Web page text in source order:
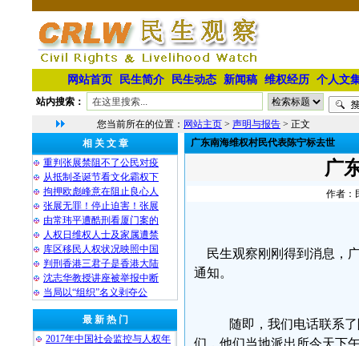
网站首页 民生简介 民生动态 新闻稿 维权经历 个人文
站内搜索：
您当前所在的位置： 网站主页 > 声明与报告 > 正文
相 关 文 章
重判张展禁阻不了公民对疫
从抵制圣诞节看文化霸权下
拘押欧彪峰意在阻止良心人
张展无罪！停止迫害！张展
由常玮平遭酷刑看厦门案的
人权日维权人士及家属遭禁
库区移民人权状况映照中国
判刑香港三君子是香港大陆
沈志华教授讲座被举报中断
当局以“组织”名义剥夺公
最 新 热 门
2017年中国社会监控与人权年
广东南海维权村民代表陈宁标去世
广
作者：
民生观察刚刚得到消息，
通知。
随即，我们电话联系
们，他们当地派出所今天下